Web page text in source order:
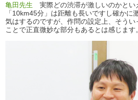
亀田先生実際どの渋滞が激しいのかとい
「10km45分」は距離も長いですし確かに
気はするのですが、作問の設定上、そうい
ことで正直微妙な部分もあるとは感じます